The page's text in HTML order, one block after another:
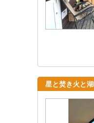
星と焚き火と